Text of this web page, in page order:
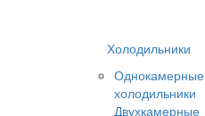
Холодильники
Однокамерные
холодильники
Двухкамерные